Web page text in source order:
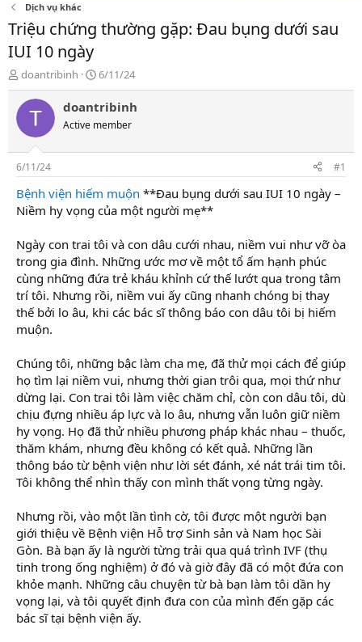
Dịch vụ khác
Triệu chứng thường gặp: Đau bụng dưới sau
IUI 10 ngày
T
h
r
a
s
t
a
r
t
r
doantribinh
N
g
à
g
6/11/24
doantribinh
Active member
6/11/24 #1
Bệnh viện hiếm muộn **Đau bụng dưới sau IUI 10 ngày –
Niềm hy vọng của một người mẹ**
Ngày con trai tôi và con dâu cưới nhau, niềm vui như vỡ òa
trong gia đình. Những ước mơ về một tổ ấm hạnh phúc
cùng những đứa trẻ kháu khỉnh cứ thế lướt qua trong tâm
trí tôi. Nhưng rồi, niềm vui ấy cũng nhanh chóng bị thay
thế bởi lo âu, khi các bác sĩ thông báo con dâu tôi bị hiếm
muộn.
Chúng tôi, những bậc làm cha mẹ, đã thử mọi cách để giúp
họ tìm lại niềm vui, nhưng thời gian trôi qua, mọi thứ như
dừng lại. Con trai tôi làm việc chăm chỉ, còn con dâu tôi, dù
chịu đựng nhiều áp lực và lo âu, nhưng vẫn luôn giữ niềm
hy vọng. Họ đã thử nhiều phương pháp khác nhau – thuốc,
thăm khám, nhưng đều không có kết quả. Những lần
thông báo từ bệnh viện như lời sét đánh, xé nát trái tim tôi.
Tôi không thể nhìn thấy con mình thất vọng từng ngày.
Nhưng rồi, vào một lần tình cờ, tôi được một người bạn
giới thiệu về Bệnh viện Hỗ trợ Sinh sản và Nam học Sài
Gòn. Bà bạn ấy là người từng trải qua quá trình IVF (thụ
tinh trong ống nghiệm) ở đó và giờ đây đã có một đứa con
khỏe mạnh. Những câu chuyện từ bà bạn làm tôi dần hy
vọng lại, và tôi quyết định đưa con của mình đến gặp các
bác sĩ tại bệnh viện ấy.